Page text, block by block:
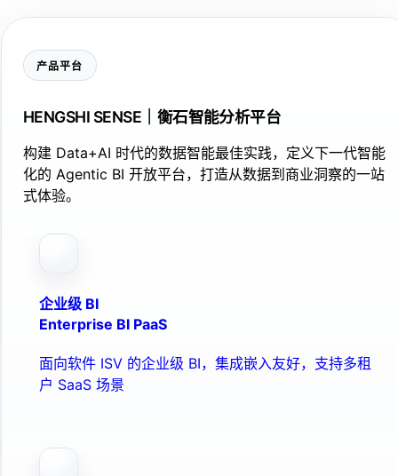
产品平台
HENGSHI SENSE｜衡石智能分析平台
构建 Data+AI 时代的数据智能最佳实践，定义下一代智能
化的 Agentic BI 开放平台，打造从数据到商业洞察的一站
式体验。
企业级 BI
Enterprise BI PaaS
面向软件 ISV 的企业级 BI，集成嵌入友好，支持多租
户 SaaS 场景